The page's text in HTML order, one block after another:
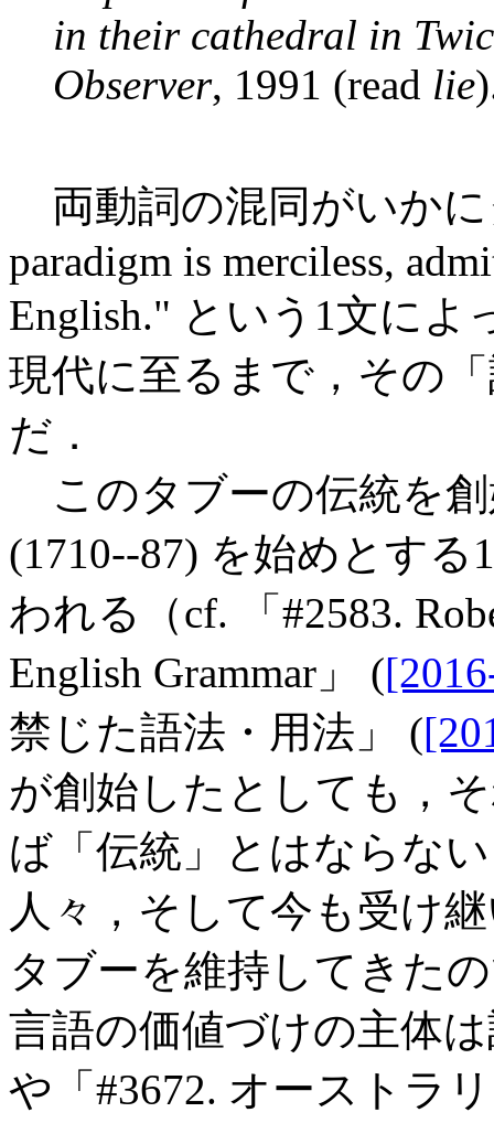
in their cathedral in
Observer, 1991 (read lie
両動詞の混同がいか
paradigm is merciless,
English." という1文に
現代に至るまで，その
だ．
このタブーの伝統を創
(1710--87) を始めとす
われる（cf. 「#2583.
English Grammar」 (
禁じた語法・用法」 (
が創始したとしても，
ば「伝統」とはならな
人々，そして今も受け
タブーを維持してきた
言語の価値づけの主体
や「#3672. オーストラ